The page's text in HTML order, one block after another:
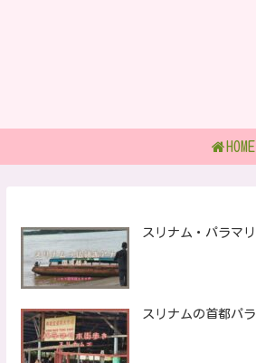
HOME
スリナム・パラマ
スリナムの首都パ